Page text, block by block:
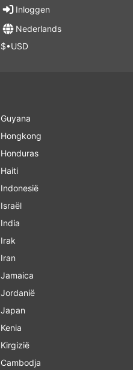
Inloggen
Nederlands
$•USD
Guyana
Hongkong
Honduras
Haiti
Indonesië
Israël
India
Irak
Iran
Jamaica
Jordanië
Japan
Kenia
Kirgizië
Cambodja